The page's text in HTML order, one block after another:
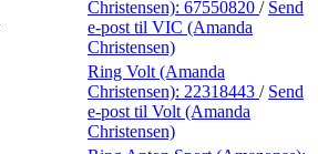
Christensen): 67550820 / Send
e-post til VIC (Amanda
Christensen)
Ring Volt (Amanda
Christensen): 22318443 / Send
e-post til Volt (Amanda
Christensen)